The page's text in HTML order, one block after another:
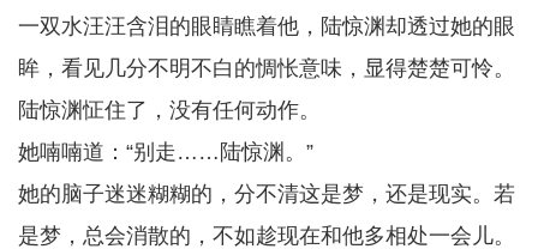
一双水汪汪含泪的眼睛瞧着他，陆惊渊却透过她的眼
眸，看见几分不明不白的惆怅意味，显得楚楚可怜。
陆惊渊怔住了，没有任何动作。
她喃喃道：“别走……陆惊渊。”
她的脑子迷迷糊糊的，分不清这是梦，还是现实。若
是梦，总会消散的，不如趁现在和他多相处一会儿。